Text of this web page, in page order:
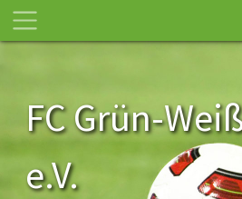
FC Grün-
e.V.